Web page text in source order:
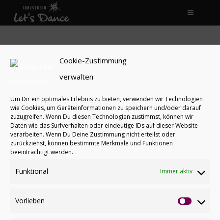
Cookie-Zustimmung
verwalten
Um Dir ein optimales Erlebnis zu bieten, verwenden wir Technologien
wie Cookies, um Geräteinformationen zu speichern und/oder darauf
zuzugreifen. Wenn Du diesen Technologien zustimmst, können wir
Daten wie das Surfverhalten oder eindeutige IDs auf dieser Website
verarbeiten. Wenn Du Deine Zustimmung nicht erteilst oder
zurückziehst, können bestimmte Merkmale und Funktionen
beeinträchtigt werden.
Funktional Immer aktiv
Vorlieben
FÖRDERVEREIN
PARTNER